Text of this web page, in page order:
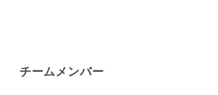
チームメンバー